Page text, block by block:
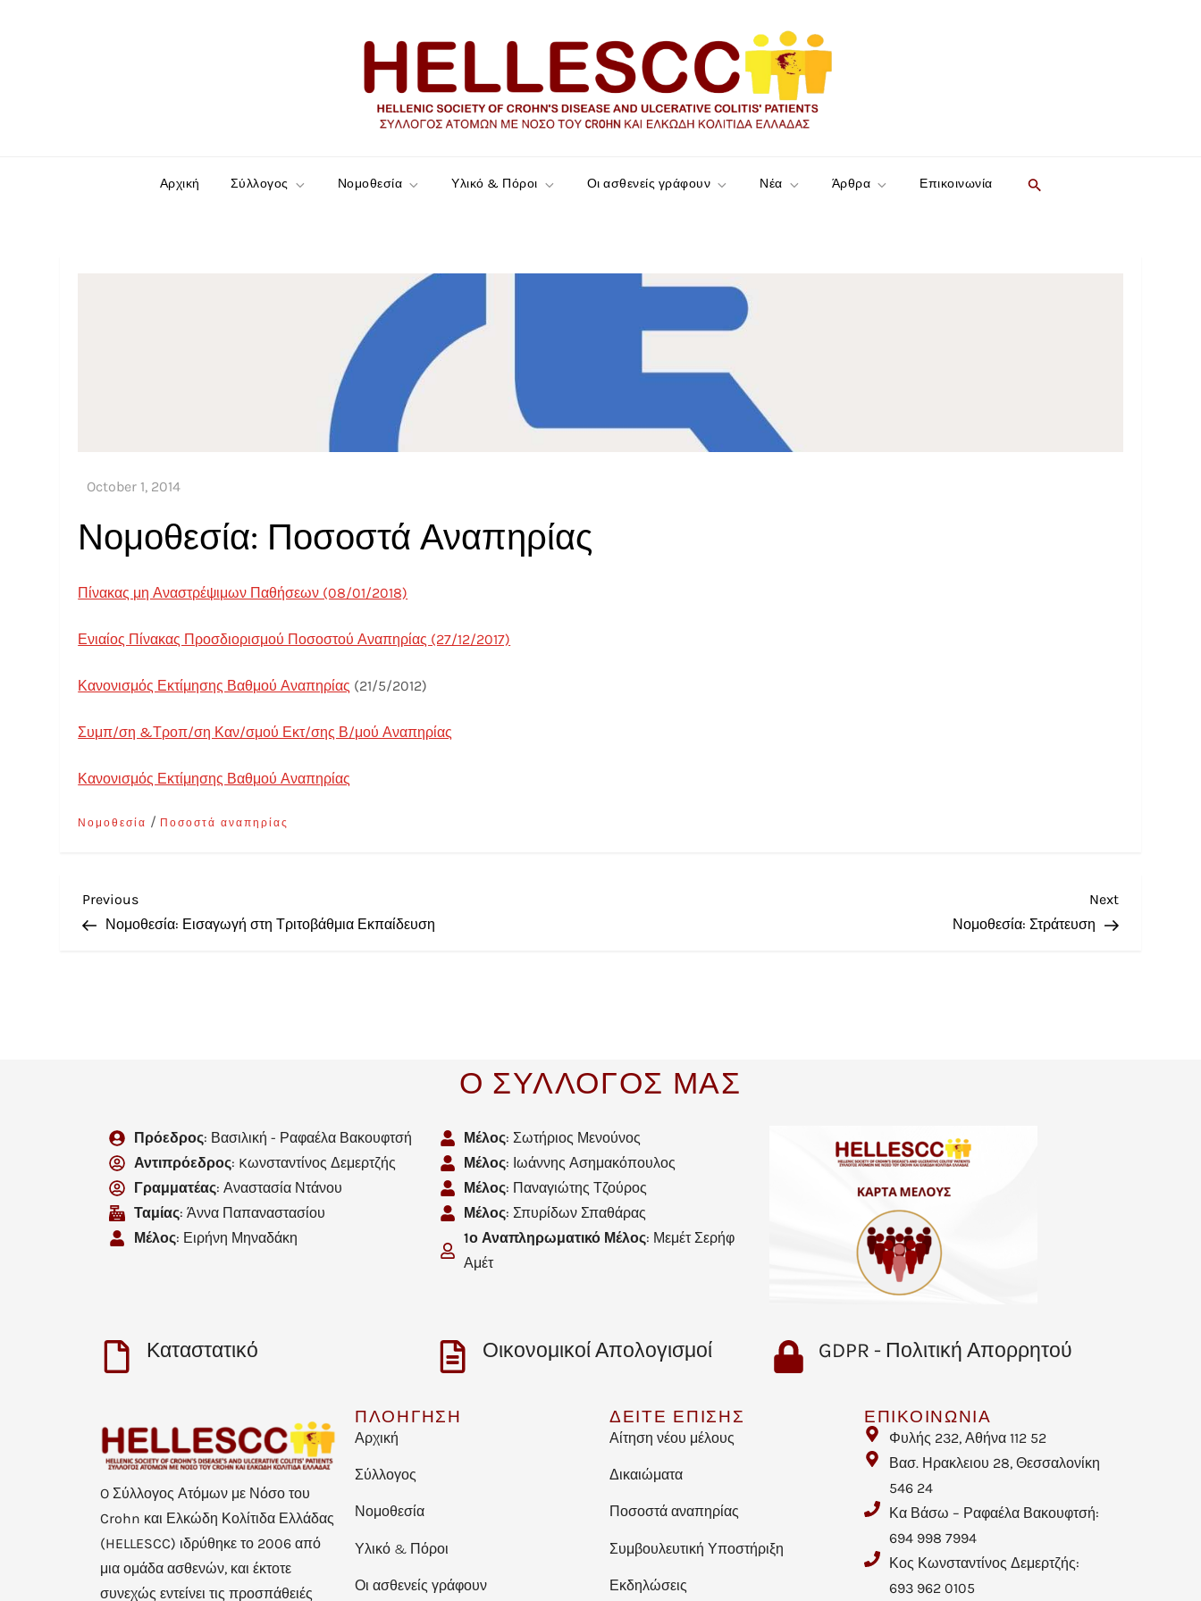
Αρχική Σύλλογος Νομοθεσία Υλικό & Πόροι Οι ασθενείς γράφουν Νέα Άρθρα Επικοινωνία
Νομοθεσία: Ποσοστά Αναπηρίας
Πίνακας μη Αναστρέψιμων Παθήσεων (08/01/2018)
Ενιαίος Πίνακας Προσδιορισμού Ποσοστού Αναπηρίας (27/12/2017)
Κανονισμός Εκτίμησης Βαθμού Αναπηρίας (21/5/2012)
Συμπ/ση &Τροπ/ση Καν/σμού Εκτ/σης Β/μού Αναπηρίας
Κανονισμός Εκτίμησης Βαθμού Αναπηρίας
Νομοθεσία / Ποσοστά αναπηρίας
Previous
Νομοθεσία: Εισαγωγή στη Τριτοβάθμια Εκπαίδευση
Next
Νομοθεσία: Στράτευση
Ο ΣΥΛΛΟΓΟΣ ΜΑΣ
Πρόεδρος: Βασιλική - Ραφαέλα Βακουφτσή
Αντιπρόεδρος: Kωνσταντίνος Δεμερτζής
Γραμματέας: Αναστασία Ντάνου
Ταμίας: Άννα Παπαναστασίου
Μέλος: Ειρήνη Μηναδάκη
Μέλος: Σωτήριος Μενούνος
Μέλος: Ιωάννης Ασημακόπουλος
Μέλος: Παναγιώτης Τζούρος
Μέλος: Σπυρίδων Σπαθάρας
1ο Αναπληρωματικό Μέλος: Μεμέτ Σερήφ
Αμέτ
Καταστατικό Οικονομικοί Απολογισμοί GDPR - Πολιτική Απορρητού
O Σύλλογος Ατόμων με Νόσο του
Crohn και Ελκώδη Κολίτιδα Ελλάδας
(HELLESCC) ιδρύθηκε το 2006 από
μια ομάδα ασθενών, και έκτοτε
συνεχώς εντείνει τις προσπάθειές
ΠΛΟΗΓΗΣΗ
Αρχική
Σύλλογος
Νομοθεσία
Υλικό & Πόροι
Οι ασθενείς γράφουν
ΔΕΙΤΕ ΕΠΙΣΗΣ
Αίτηση νέου μέλους
Δικαιώματα
Ποσοστά αναπηρίας
Συμβουλευτική Υποστήριξη
Εκδηλώσεις
ΕΠΙΚΟΙΝΩΝΙΑ
Φυλής 232, Αθήνα 112 52
Βασ. Ηρακλειου 28, Θεσσαλονίκη
546 24
Κα Βάσω – Ραφαέλα Βακουφτσή:
694 998 7994
Κος Κωνσταντίνος Δεμερτζής:
693 962 0105